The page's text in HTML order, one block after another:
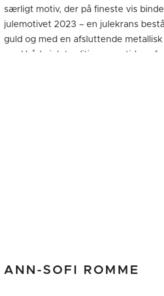
særligt motiv, der på fineste vis
julemotivet 2023 – en julekrans
guld og med en afsluttende
med både juletraditioner og tidens
ANN-SOFI ROMME